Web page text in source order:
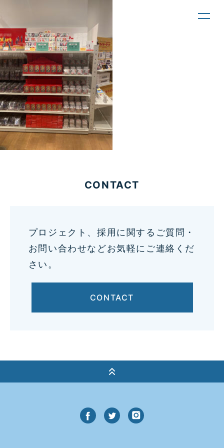
CONTACT
プロジェクト、採用に関するご質問・
お問い合わせなどお気軽にご連絡くだ
さい。
CONTACT